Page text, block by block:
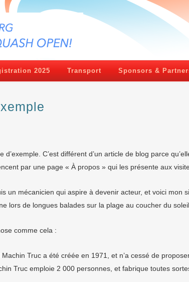
2025 Transport Sponsors &
d’exemple. C’est différent d’un article de blog parce
par une page « À propos » qui les présente aux
un mécanicien qui aspire à devenir acteur, et voici mon
lors de longues balades sur la plage au coucher du
comme cela :
Truc a été créée en 1971, et n’a cessé de
Truc emploie 2 000 personnes, et fabrique toutes